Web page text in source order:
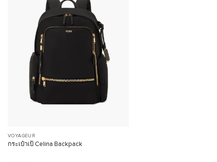
VOYAGEUR
กระเป๋าเป้ Celina Backpack